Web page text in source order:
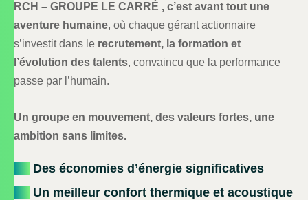
RCH – GROUPE LE CARRÉ , c’est avant tout une
aventure humaine, où chaque gérant actionnaire
s’investit dans le recrutement, la formation et
l’évolution des talents, convaincu que la performance
passe par l’humain.
Un groupe en mouvement, des valeurs fortes, une
ambition sans limites.
Des économies d’énergie significatives
Un meilleur confort thermique et acoustique